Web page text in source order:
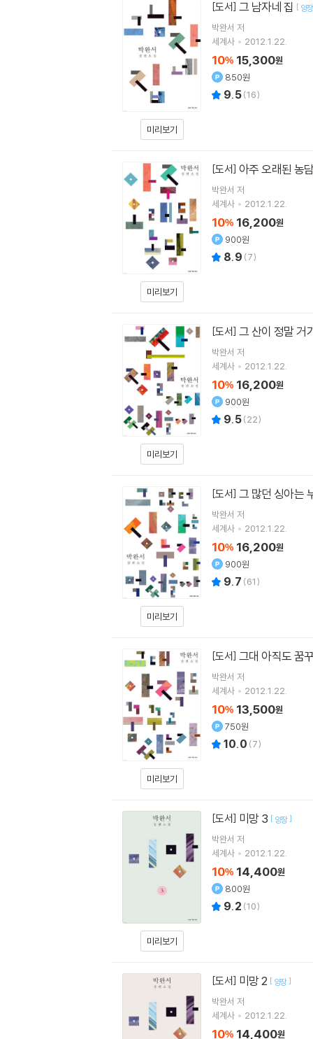
미리보기
[도서] 그 남자네 집 [ 양장
박완서 저
세계사
2012.1.22.
10% 15,300원
850원
9.5(16)
미리보기
[도서] 아주 오래된 농
박완서 저
세계사
2012.1.22.
10% 16,200원
900원
8.9 (7)
미리보기
[도서] 그 산이 정말 거
박완서 저
세계사
2012.1.22.
10% 16,200원
900원
9.5(22)
미리보기
[도서] 그 많던 싱아는
박완서 저
세계사
2012.1.22.
10% 16,200원
900원
9.7 (61)
미리보기
[도서] 그대 아직도 꿈
박완서 저
세계사
2012.1.22.
10% 13,500원
750원
10.0 (7)
미리보기
[도서] 미망 3 [ 양장]
박완서 저
세계사
2012.1.22.
10% 14,400원
800원
9.2 (10)
[도서] 미망 2 [ 양장]
박완서 저
세계사
2012.1.22.
10% 14,400원